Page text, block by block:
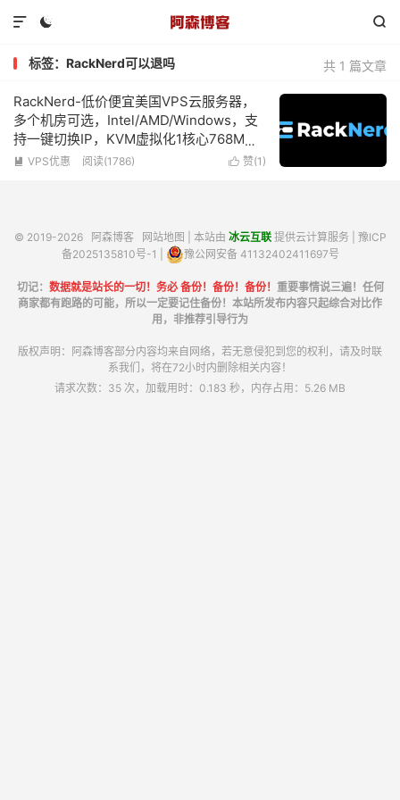
 

共 1 篇文章
标签：RackNerd可以退吗
RackNerd-低价便宜美国VPS云服务器，
多个机房可选，Intel/AMD/Windows，支
持一键切换IP，KVM虚拟化1核心768M内
存1Gbps带宽低至$10.18/年
 赞(1 )
 VPS优惠 阅读(1786)
© 2019-2026 阿森博客 网站地图 | 本站由 冰云互联提供云计算服务 | 豫ICP
备2025135810号-1
豫公网安备 41132402411697号
切记： 数据就是站长的一切！务必 备份！备份！备份！ 重要事情说三遍！任何
商家都有跑路的可能，所以一定要记住备份！本站所发布内容只起综合对比作
用，非推荐引导行为
版权声明：阿森博客部分内容均来自网络，若无意侵犯到您的权利，请及时联
系我们，将在72小时内删除相关内容！
请求次数：35 次，加载用时：0.183 秒，内存占用：5.26 MB